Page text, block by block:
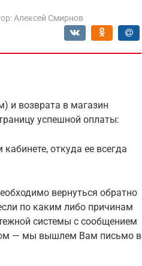
Алексей Смирнов
и возврата в магазин
успешной оплаты:
откуда ее всегда
вернуться обратно
по каким либо причинам
системы с сообщением
— мы вышлем Вам письмо в